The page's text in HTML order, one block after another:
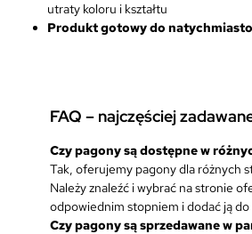
utraty koloru i kształtu
Produkt gotowy do
FAQ – najczęściej
Czy pagony są dostępne w
Tak, oferujemy pagony dla różnych
Należy znaleźć i wybrać na stronie
odpowiednim stopniem i dodać ją do
Czy pagony są sprzedawane w